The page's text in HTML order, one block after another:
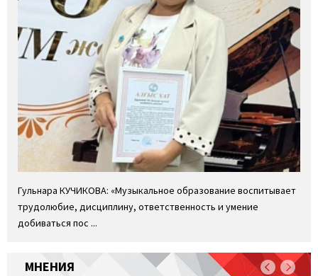
Гульнара КУЧИКОВА: «Музыкальное образование воспитывает
трудолюбие, дисциплину, ответственность и умение
добиваться пос ...
МНЕНИЯ